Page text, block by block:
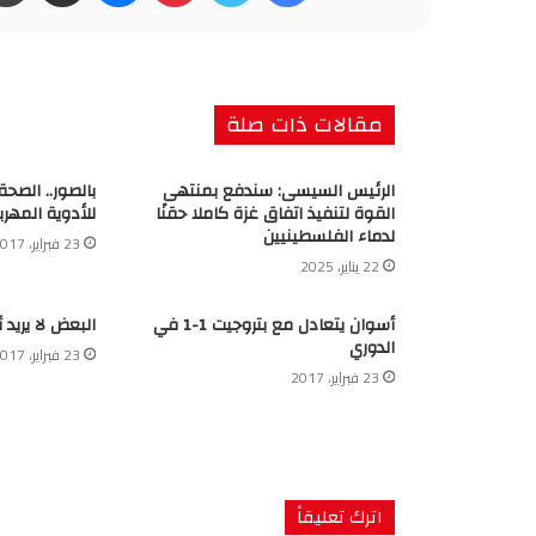
مقالات ذات صلة
الرئيس السيسى: سندفع بمنتهى
القوة لتنفيذ اتفاق غزة كاملا حقنًا
لدماء الفلسطينيين
22 يناير، 2025
بالصور..
للأدوية
23 فبراير، 2017
أسوان يتعادل مع بتروجيت 1-1 في
الدوري
23 فبراير، 2017
البعض لا
23 فبراير، 2017
اترك تعليقاً